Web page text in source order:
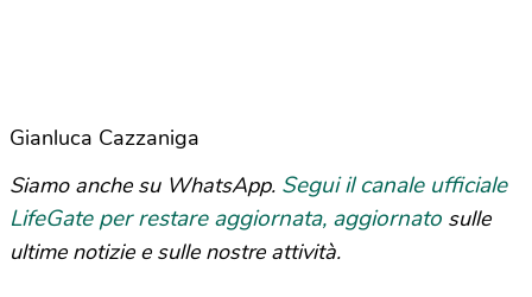
Gianluca Cazzaniga
Siamo anche su WhatsApp. Segui il canale ufficiale
LifeGate per restare aggiornata, aggiornato sulle
ultime notizie e sulle nostre attività.